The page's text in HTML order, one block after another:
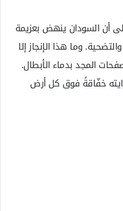
أن السودان ينهض بعزيمة
وما هذا الإنجاز إلا
المجد بدماء الأبطال.
خفّاقةً فوق كل أرض